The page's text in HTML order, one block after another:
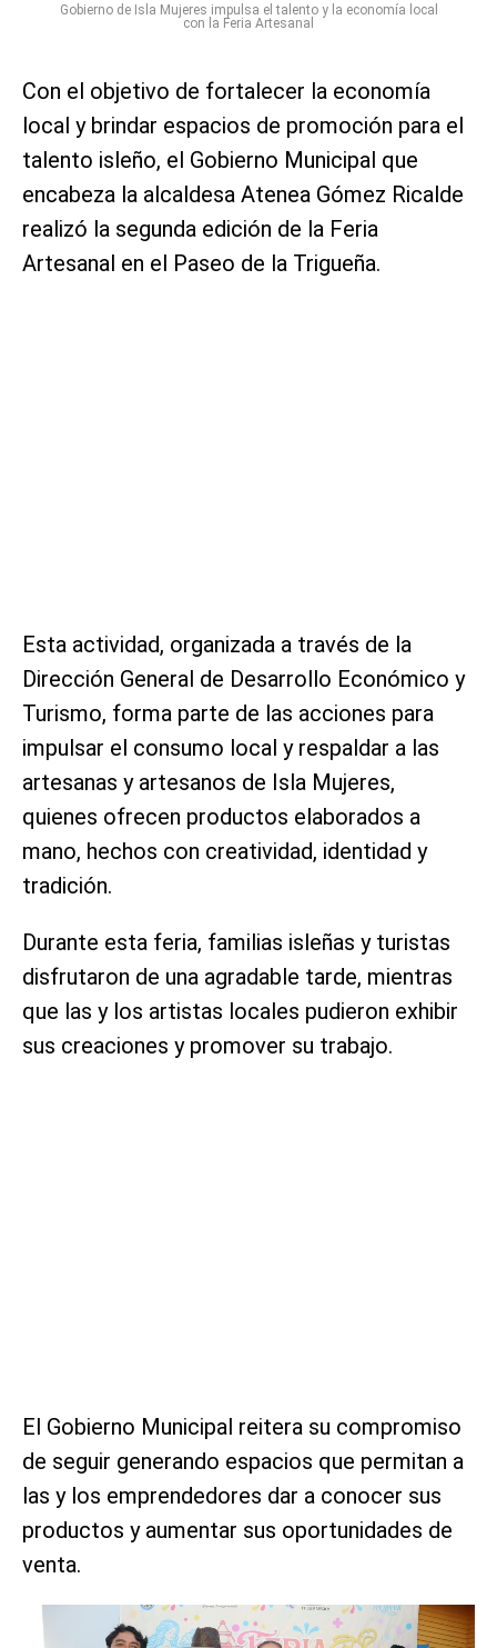
Gobierno de Isla Mujeres impulsa el talento y la economía local
con la Feria Artesanal
Con el objetivo de fortalecer la economía
local y brindar espacios de promoción para el
talento isleño, el Gobierno Municipal que
encabeza la alcaldesa Atenea Gómez Ricalde
realizó la segunda edición de la Feria
Artesanal en el Paseo de la Trigueña.
Esta actividad, organizada a través de la
Dirección General de Desarrollo Económico y
Turismo, forma parte de las acciones para
impulsar el consumo local y respaldar a las
artesanas y artesanos de Isla Mujeres,
quienes ofrecen productos elaborados a
mano, hechos con creatividad, identidad y
tradición.
Durante esta feria, familias isleñas y turistas
disfrutaron de una agradable tarde, mientras
que las y los artistas locales pudieron exhibir
sus creaciones y promover su trabajo.
El Gobierno Municipal reitera su compromiso
de seguir generando espacios que permitan a
las y los emprendedores dar a conocer sus
productos y aumentar sus oportunidades de
venta.